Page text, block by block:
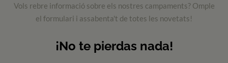
Vols rebre informació sobre els nostres campaments? Omple
el formulari i assabenta't de totes les novetats!